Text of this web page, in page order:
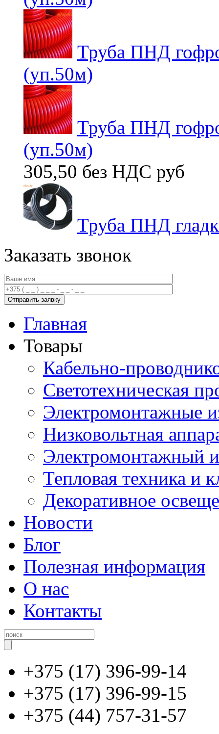
Труба ПНД
(уп.50м)
Труба ПНД
(уп.50м)
305,50 без НДС руб
Труба ПНД
Заказать звонок
Главная
Товары
Кабельно-
Светотехническая
Электромонтажные
Низковольтная
Электромонтажный
Тепловая техника и
Декоративное
Новости
Блог
Полезная информация
О нас
Контакты
+375 (17) 396-99-14
+375 (17) 396-99-15
+375 (44) 757-31-57